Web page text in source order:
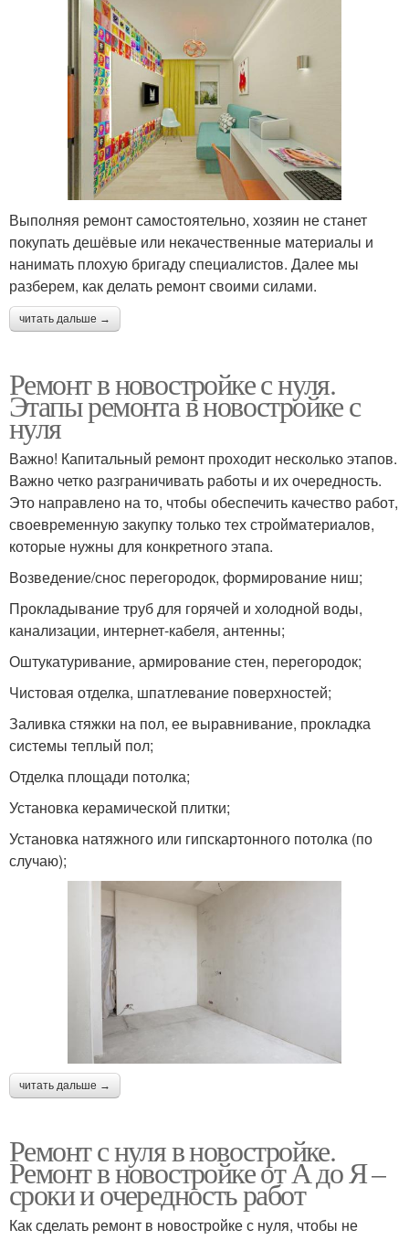
Выполняя ремонт самостоятельно, хозяин не станет
покупать дешёвые или некачественные материалы и
нанимать плохую бригаду специалистов. Далее мы
разберем, как делать ремонт своими силами.
читать дальше →
Ремонт в новостройке с нуля.
Этапы ремонта в новостройке с
нуля
Важно! Капитальный ремонт проходит несколько этапов.
Важно четко разграничивать работы и их очередность.
Это направлено на то, чтобы обеспечить качество работ,
своевременную закупку только тех стройматериалов,
которые нужны для конкретного этапа.
Возведение/снос перегородок, формирование ниш;
Прокладывание труб для горячей и холодной воды,
канализации, интернет-кабеля, антенны;
Оштукатуривание, армирование стен, перегородок;
Чистовая отделка, шпатлевание поверхностей;
Заливка стяжки на пол, ее выравнивание, прокладка
системы теплый пол;
Отделка площади потолка;
Установка керамической плитки;
Установка натяжного или гипскартонного потолка (по
случаю);
читать дальше →
Ремонт с нуля в новостройке.
Ремонт в новостройке от А до Я –
сроки и очередность работ
Как сделать ремонт в новостройке с нуля, чтобы не